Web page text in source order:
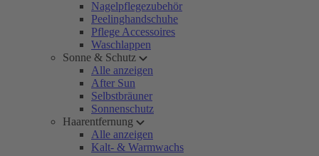
Nagelpflegezubehör
Peelinghandschuhe
Pflege Accessoires
Waschlappen
Sonne & Schutz
Alle anzeigen
After Sun
Selbstbräuner
Sonnenschutz
Haarentfernung
Alle anzeigen
Kalt- & Warmwachs